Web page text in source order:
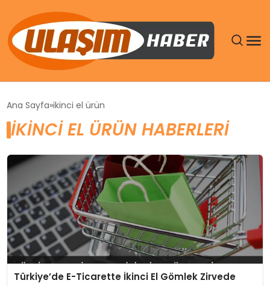
SIYASET
DÜNYA
EKONOMI
SPOR
TEKNOLOJI
Ana Sayfa ikinci el ürün
IKINCI EL ÜRÜN HABERLERI
Türkiye’de E-Ticarette İkinci El Gömlek Zirvede